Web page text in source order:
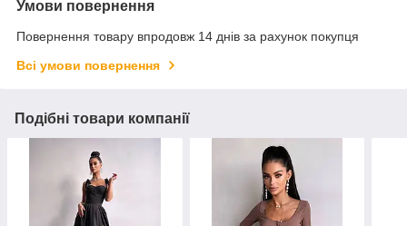
Умови повернення
Повернення товару впродовж 14 днів за рахунок покупця
Всі умови повернення
Подібні товари компанії